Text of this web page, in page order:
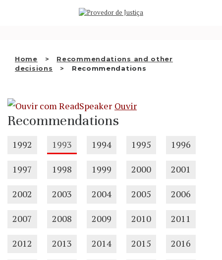
Home
Recommendations and other
decisions
Recommendations
WHO WE ARE
INSTITUTION
EN
Ouvir
Recommendations
1992 1993 1994 1995 1996
1997 1998 1999 2000 2001
2002 2003 2004 2005 2006
2007 2008 2009 2010 2011
2012 2013 2014 2015 2016